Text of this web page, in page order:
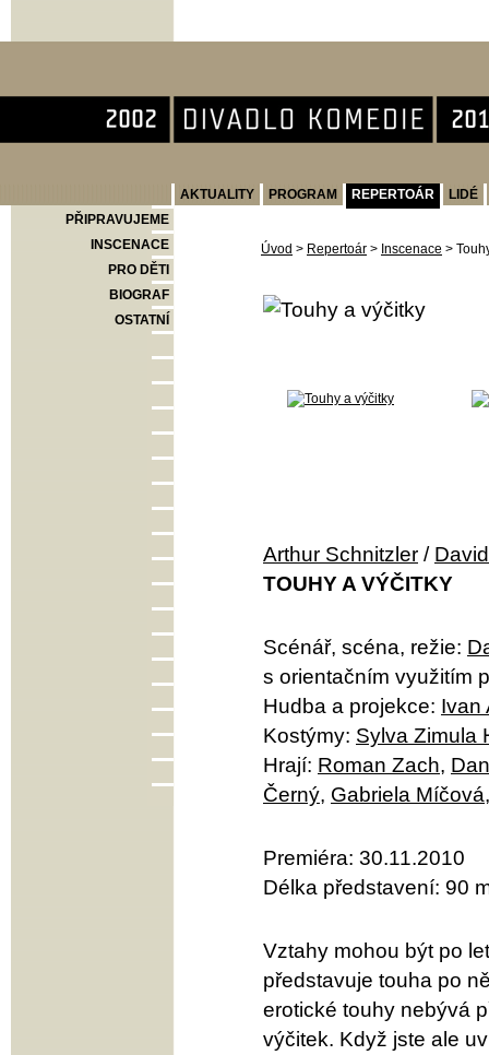
AKTUALITY PROGRAM REPERTOÁR
LIDÉ
PŘIPRAVUJEME
INSCENACE
PRO DĚTI
BIOGRAF
OSTATNÍ
Úvod > Repertoár > Inscenace >
Arthur Schnitzler /
TOUHY A VÝČITKY
Scénář, scéna, režie:
s orientačním využitím
Hudba a projekce: Ivan
Kostýmy: Sylva Zimula
Hrají: Roman Zach,
Černý, Gabriela Míčová
Premiéra: 30.11.2010
Délka představení: 90
Vztahy mohou být po
představuje touha po
erotické touhy nebývá
výčitek. Když jste ale